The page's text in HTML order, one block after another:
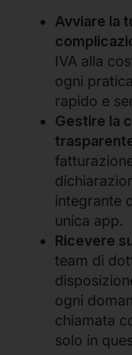
Avviare la
IVA alla
ogni
rapido e
Gestire la
integrante
unica app.
Ricevere
team di
ogni
chiamata
solo in